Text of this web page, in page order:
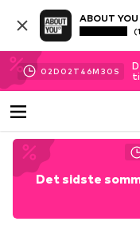
ABOUT
02D 02 T 46M 29 S
Det sidste